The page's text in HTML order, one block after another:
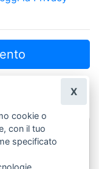
cookie o
con il tuo
specificato
X